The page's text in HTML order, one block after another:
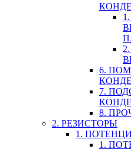
6.
7.
8.
2. РЕЗИСТОРЫ
1.
1.